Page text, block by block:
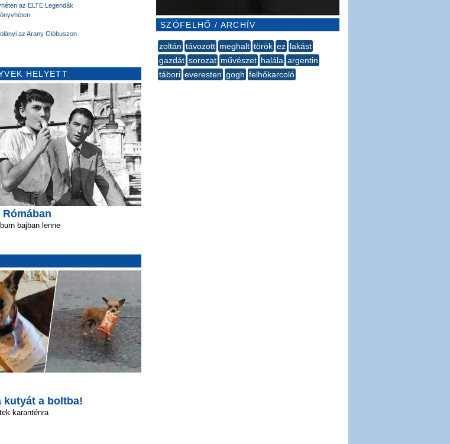
az ELTE Legendák
az Arany Glóbuszon
HELYETT
bajban lenne
kutyát a boltba!
karanténra
SZÓFELHŐ / ARCHÍV
zoltán távozott meghalt török ez lakást
gazdát sorozat művészet halála argentin
tábori everesten gogh felhőkarcoló